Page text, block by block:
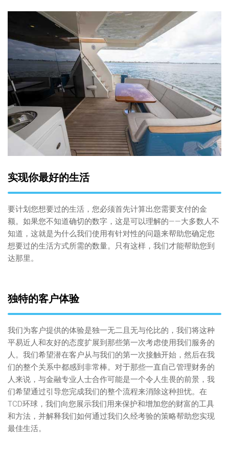
实现你最好的生活
要计划您想要过的生活，您必须首先计算出您需要支付的金
额。如果您不知道确切的数字，这是可以理解的——大多数人不
知道，这就是为什么我们使用有针对性的问题来帮助您确定您
想要过的生活方式所需的数量。只有这样，我们才能帮助您到
达那里。
独特的客户体验
我们为客户提供的体验是独一无二且无与伦比的，我们将这种
平易近人和友好的态度扩展到那些第一次考虑使用我们服务的
人。我们希望潜在客户从与我们的第一次接触开始，然后在我
们的整个关系中都感到非常棒。对于那些一直自己管理财务的
人来说，与金融专业人士合作可能是一个令人生畏的前景，我
们希望通过引导您完成我们的整个流程来消除这种担忧。在
TCD环球，我们向您展示我们用来保护和增加您的财富的工具
和方法，并解释我们如何通过我们久经考验的策略帮助您实现
最佳生活。